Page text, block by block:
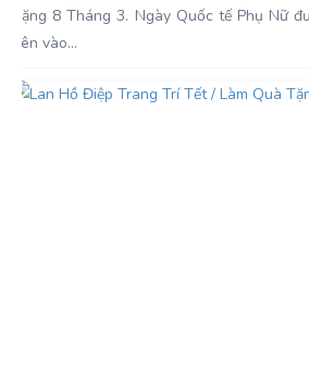
Tặng 8 Tháng 3. Ngày Quốc tế Phụ Nữ
tiên vào...